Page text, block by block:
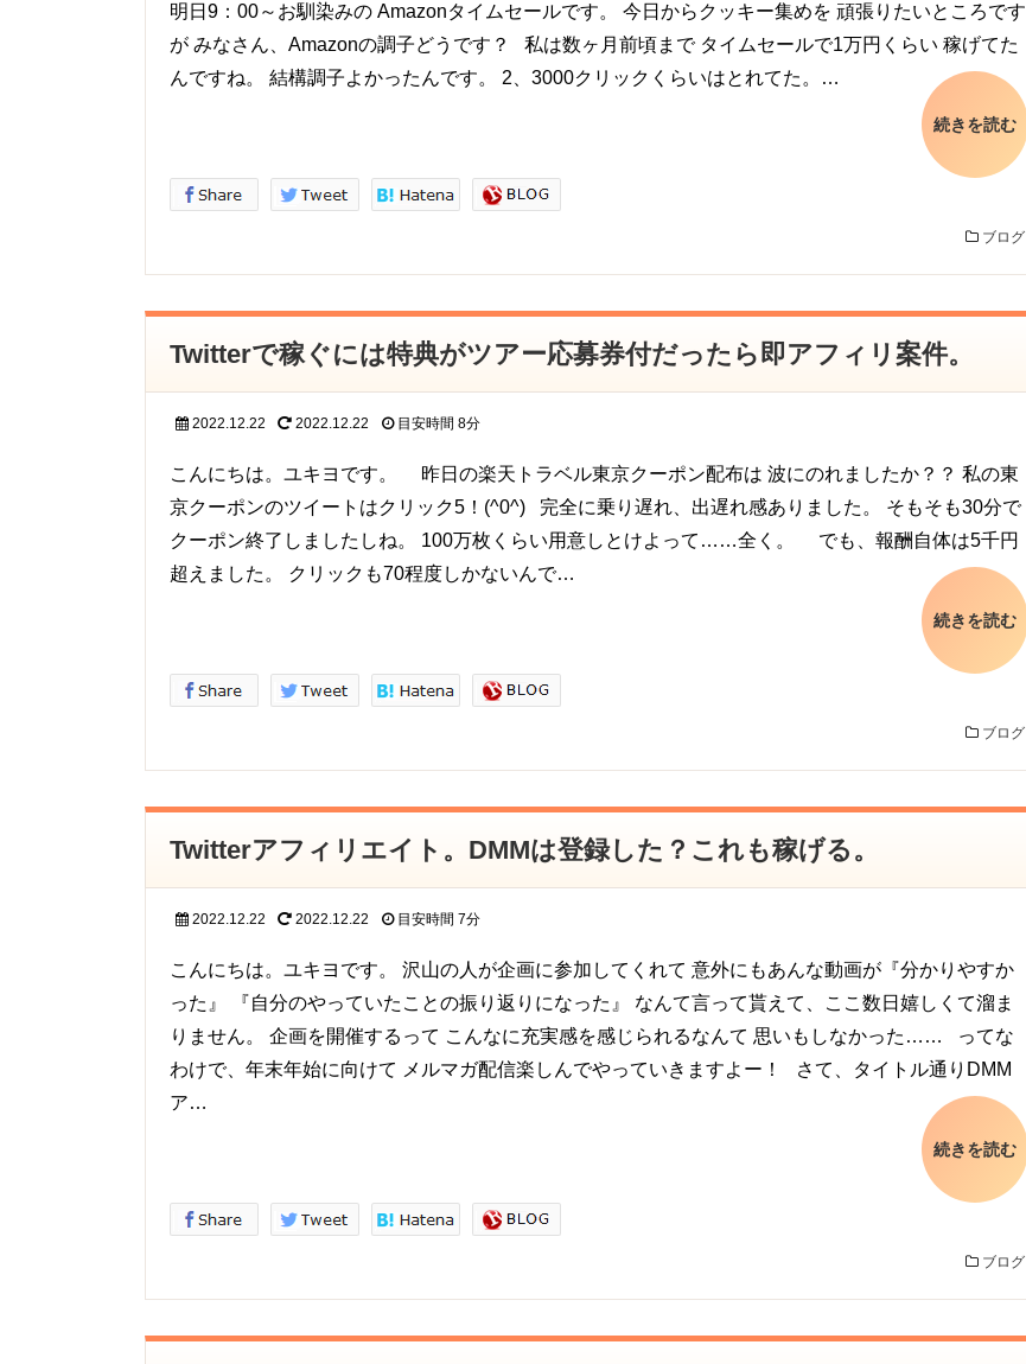
明日9：00～お馴染みの Amazonタイムセールです。 今日からクッキー集めを 頑張りたいところです
が みなさん、Amazonの調子どうです？ 私は数ヶ月前頃まで タイムセールで1万円くらい 稼げてた
んですね。 結構調子よかったんです。 2、3000クリックくらいはとれてた。…
続きを読む
ブログ
Twitterで稼ぐには特典がツアー応募券付だったら即アフィリ案件。
2022.12.22 2022.12.22 目安時間 8分
こんにちは。ユキヨです。 昨日の楽天トラベル東京クーポン配布は 波にのれましたか？？ 私の東
京クーポンのツイートはクリック5！(^0^) 完全に乗り遅れ、出遅れ感ありました。 そもそも30分で
クーポン終了しましたしね。 100万枚くらい用意しとけよって……全く。 でも、報酬自体は5千円
超えました。 クリックも70程度しかないんで…
続きを読む
ブログ
Twitterアフィリエイト。DMMは登録した？これも稼げる。
2022.12.22 2022.12.22 目安時間 7分
こんにちは。ユキヨです。 沢山の人が企画に参加してくれて 意外にもあんな動画が『分かりやすか
った』 『自分のやっていたことの振り返りになった』 なんて言って貰えて、ここ数日嬉しくて溜ま
りません。 企画を開催するって こんなに充実感を感じられるなんて 思いもしなかった…… ってな
わけで、年末年始に向けて メルマガ配信楽しんでやっていきますよー！ さて、タイトル通りDMM
ア…
続きを読む
ブログ